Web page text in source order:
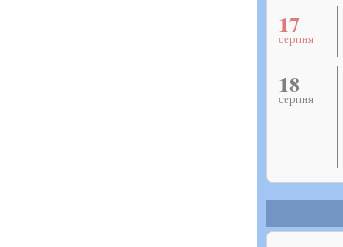
17
серпня
18
серпня